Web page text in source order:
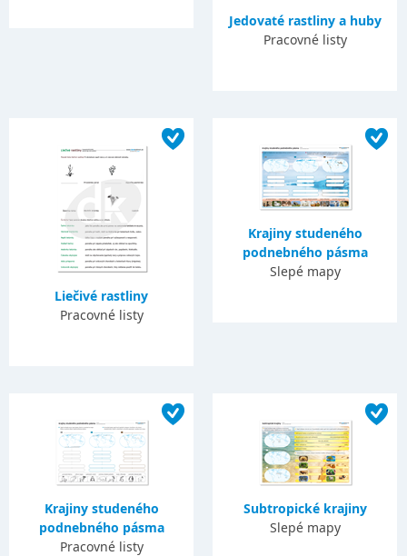
Jedovaté rastliny a huby
Pracovné listy
Liečivé rastliny
Pracovné listy
Krajiny studeného
podnebného pásma
Slepé mapy
Krajiny studeného
podnebného pásma
Pracovné listy
Subtropické krajiny
Slepé mapy